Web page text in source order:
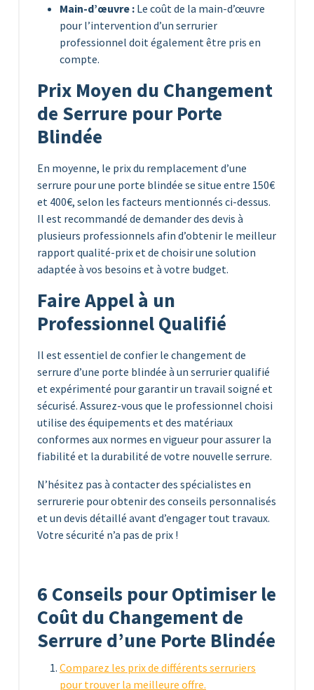
Main-d’œuvre : Le coût de la main-d’œuvre
pour l’intervention d’un serrurier
professionnel doit également être pris en
compte.
Prix Moyen du Changement
de Serrure pour Porte
Blindée
En moyenne, le prix du remplacement d’une
serrure pour une porte blindée se situe entre 150€
et 400€, selon les facteurs mentionnés ci-dessus.
Il est recommandé de demander des devis à
plusieurs professionnels afin d’obtenir le meilleur
rapport qualité-prix et de choisir une solution
adaptée à vos besoins et à votre budget.
Faire Appel à un
Professionnel Qualifié
Il est essentiel de confier le changement de
serrure d’une porte blindée à un serrurier qualifié
et expérimenté pour garantir un travail soigné et
sécurisé. Assurez-vous que le professionnel choisi
utilise des équipements et des matériaux
conformes aux normes en vigueur pour assurer la
fiabilité et la durabilité de votre nouvelle serrure.
N’hésitez pas à contacter des spécialistes en
serrurerie pour obtenir des conseils personnalisés
et un devis détaillé avant d’engager tout travaux.
Votre sécurité n’a pas de prix !
6 Conseils pour Optimiser le
Coût du Changement de
Serrure d’une Porte Blindée
Comparez les prix de différents serruriers
pour trouver la meilleure offre.